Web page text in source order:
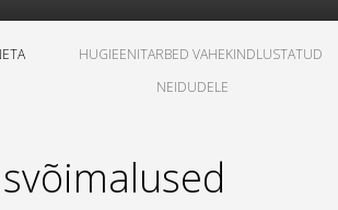
HUGIEENITARBED VAHEKINDLUSTATUD
NEIDUDELE